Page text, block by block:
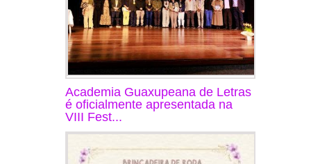
Academia Guaxupeana de Letras
é oficialmente apresentada na
VIII Fest...